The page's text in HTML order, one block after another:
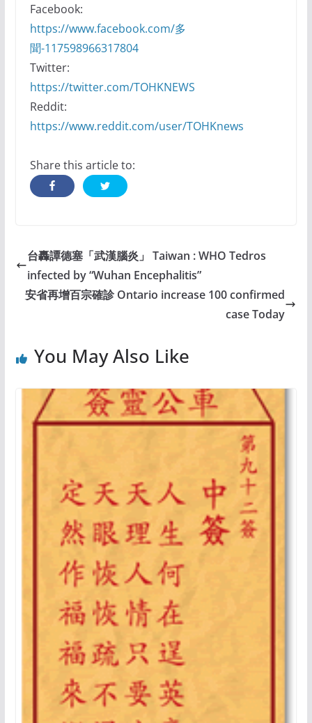
Facebook:
https://www.facebook.com/多
聞-117598966317804
Twitter:
https://twitter.com/TOHKNEWS
Reddit:
https://www.reddit.com/user/TOHKnews
Share this article to:
台轟譚德塞「武漢腦炎」 Taiwan : WHO Tedros
infected by “Wuhan Encephalitis”
安省再增百宗確診 Ontario increase 100 confirmed
case Today
You May Also Like